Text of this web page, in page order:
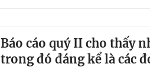
Báo cáo quý II cho thấy
trong đó đáng kể là các